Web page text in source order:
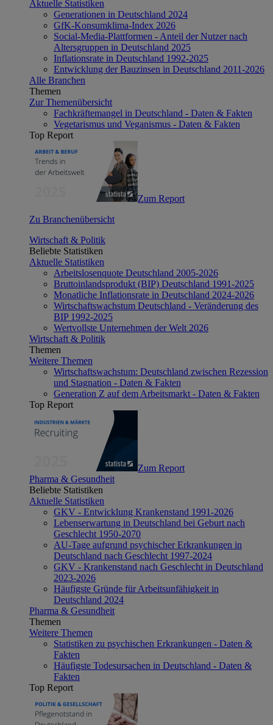
Aktuelle Statistiken
Generationen in Deutschland 2024
GfK-Konsumklima-Index 2026
Social-Media-Plattformen - Anteil der Nutzer nach
Altersgruppen in Deutschland 2025
Inflationsrate in Deutschland 1992-2025
Entwicklung der Bauzinsen in Deutschland 2011-2026
Alle Branchen
Themen
Zur Themenübersicht
Fachkräftemangel in Deutschland - Daten & Fakten
Vegetarismus und Veganismus - Daten & Fakten
Top Report
Zum Report
Zu Branchenübersicht
Wirtschaft & Politik
Beliebte Statistiken
Aktuelle Statistiken
Arbeitslosenquote Deutschland 2005-2026
Bruttoinlandsprodukt (BIP) Deutschland 1991-2025
Monatliche Inflationsrate in Deutschland 2024-2026
Wirtschaftswachstum Deutschland - Veränderung des
BIP 1992-2025
Wertvollste Unternehmen der Welt 2026
Wirtschaft & Politik
Themen
Weitere Themen
Wirtschaftswachstum: Deutschland zwischen Rezession
und Stagnation - Daten & Fakten
Generation Z auf dem Arbeitsmarkt - Daten & Fakten
Top Report
Zum Report
Pharma & Gesundheit
Beliebte Statistiken
Aktuelle Statistiken
GKV - Entwicklung Krankenstand 1991-2026
Lebenserwartung in Deutschland bei Geburt nach
Geschlecht 1950-2070
AU-Tage aufgrund psychischer Erkrankungen in
Deutschland nach Geschlecht 1997-2024
GKV - Krankenstand nach Geschlecht in Deutschland
2023-2026
Häufigste Gründe für Arbeitsunfähigkeit in
Deutschland 2024
Pharma & Gesundheit
Themen
Weitere Themen
Statistiken zu psychischen Erkrankungen - Daten &
Fakten
Häufigste Todesursachen in Deutschland - Daten &
Fakten
Top Report